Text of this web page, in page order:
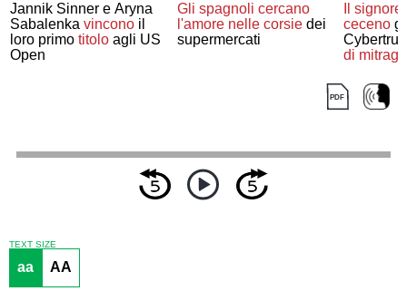
Jannik Sinner e Aryna
Sabalenkavincono il
loro primotitolo agli US
Open
Gli spagnoli cercano
l'amore nelle corsiedei
supermercati
Il
ceceno
di
TEXT SIZE
aa AA